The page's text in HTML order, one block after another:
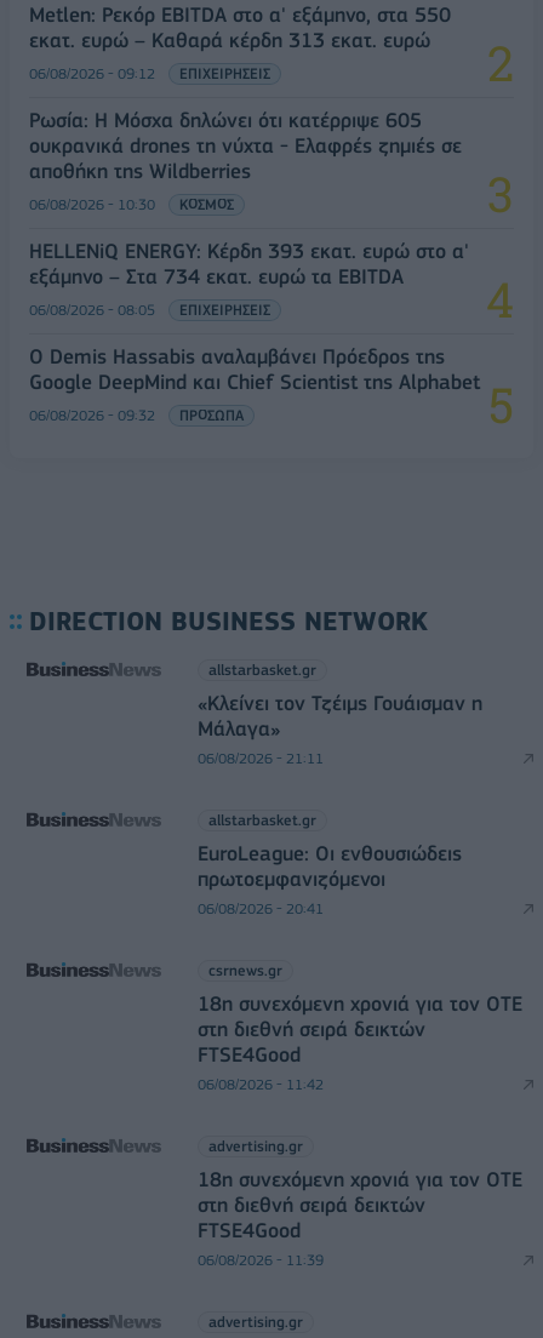
Metlen: Ρεκόρ EBITDA στο α' εξάμηνο, στα 550
εκατ. ευρώ – Καθαρά κέρδη 313 εκατ. ευρώ
06/08/2026 - 09:12 ΕΠΙΧΕΙΡΗΣΕΙΣ
Ρωσία: Η Μόσχα δηλώνει ότι κατέρριψε 605
ουκρανικά drones τη νύχτα - Ελαφρές ζημιές σε
αποθήκη της Wildberries
06/08/2026 - 10:30 ΚΟΣΜΟΣ
HELLENiQ ENERGY: Κέρδη 393 εκατ. ευρώ στο α'
εξάμηνο – Στα 734 εκατ. ευρώ τα EBITDA
06/08/2026 - 08:05 ΕΠΙΧΕΙΡΗΣΕΙΣ
Ο Demis Hassabis αναλαμβάνει Πρόεδρος της
Google DeepMind και Chief Scientist της Alphabet
06/08/2026 - 09:32 ΠΡΟΣΩΠΑ
DIRECTION BUSINESS NETWORK
allstarbasket.gr
«Κλείνει τον Τζέιμς Γουάισμαν η
Μάλαγα»
06/08/2026 - 21:11
allstarbasket.gr
EuroLeague: Οι ενθουσιώδεις
πρωτοεμφανιζόμενοι
06/08/2026 - 20:41
csrnews.gr
18η συνεχόμενη χρονιά για τον ΟΤΕ
στη διεθνή σειρά δεικτών
FTSE4Good
06/08/2026 - 11:42
advertising.gr
18η συνεχόμενη χρονιά για τον ΟΤΕ
στη διεθνή σειρά δεικτών
FTSE4Good
06/08/2026 - 11:39
advertising.gr